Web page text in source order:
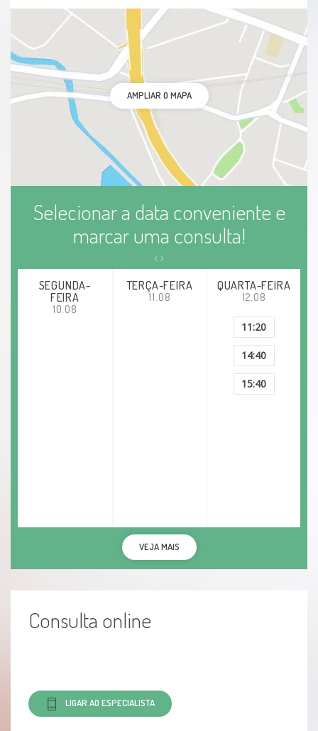
AMPLIAR O MAPA
Selecionar a data conveniente e
marcar uma consulta!
SEGUNDA-
FEIRA
10.08
TERÇA-FEIRA
11.08
QUARTA-FEIRA
12.08
11:20
14:40
15:40
VEJA MAIS
Consulta online
LIGAR AO ESPECIALISTA